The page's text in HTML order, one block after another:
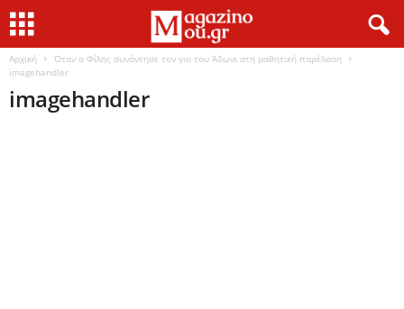
Αρχική
Όταν ο Φίλης συνάντησε τον γιο του Άδωνι στη μαθητική παρέλαση
imagehandler
imagehandler